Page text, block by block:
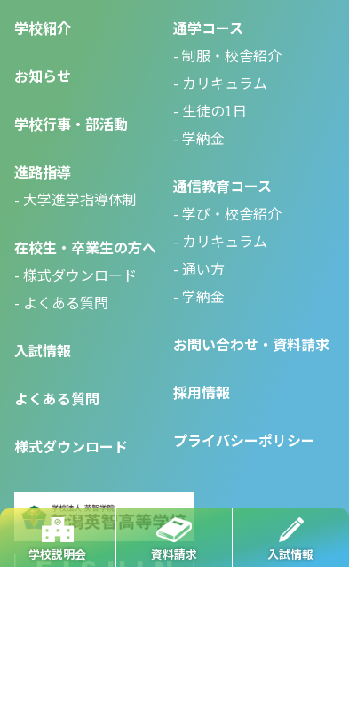
学校紹介
お知らせ
学校行事・部活動
進路指導
大学進学指導体制
在校生・卒業生の方へ
様式ダウンロード
よくある質問
入試情報
よくある質問
様式ダウンロード
通学コース
制服・校舎紹介
カリキュラム
生徒の1日
学納金
通信教育コース
学び・校舎紹介
カリキュラム
通い方
学納金
お問い合わせ・資料請求
採用情報
プライバシーポリシー
学校説明会 資料請求 入試情報